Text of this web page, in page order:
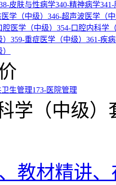
皮肤与性病学340-精神病学
学（中级） 346-超声波医学（
腔医学（中级） 354-口腔内科学
359-重症医学（中级） 361-疾
卫生管理173-医院管理
学（中级）
教材精讲